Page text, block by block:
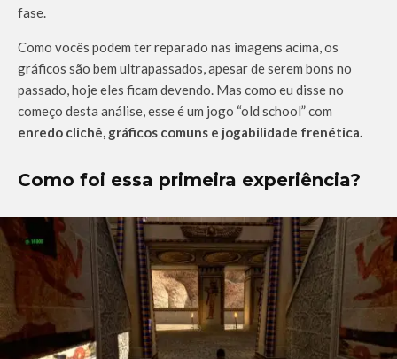
fase.
Como vocês podem ter reparado nas imagens acima, os
gráficos são bem ultrapassados, apesar de serem bons no
passado, hoje eles ficam devendo. Mas como eu disse no
começo desta análise, esse é um jogo “old school” com
enredo clichê, gráficos comuns e jogabilidade frenética.
Como foi essa primeira experiência?